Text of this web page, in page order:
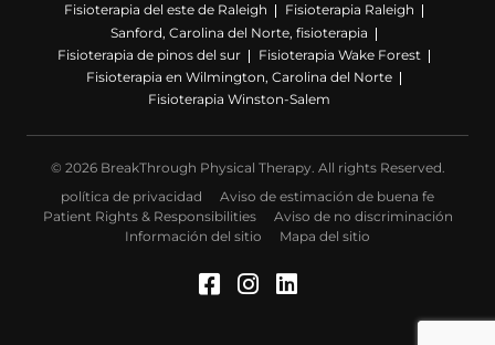
Fisioterapia del este de Raleigh
Fisioterapia Raleigh
Sanford, Carolina del Norte, fisioterapia
Fisioterapia de pinos del sur
Fisioterapia Wake Forest
Fisioterapia en Wilmington, Carolina del Norte
Fisioterapia Winston-Salem
© 2026 BreakThrough Physical Therapy. All rights Reserved.
política de privacidad
Aviso de estimación de buena fe
Patient Rights & Responsibilities
Aviso de no discriminación
Información del sitio
Mapa del sitio
Facebook (Se abre en
Instagram (Se abre
LinkedIn (Se